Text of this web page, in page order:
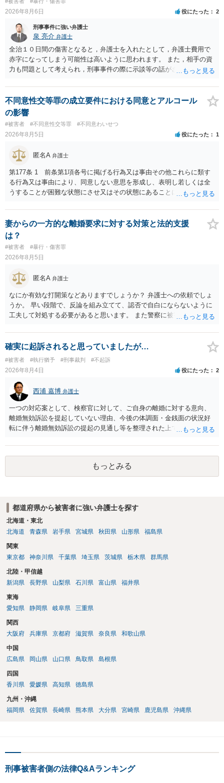
2026年8月6日 役にたった 2
刑事事件に強い弁護士
泉 亮介 弁護士
全治１０日間の傷害となると，弁護士を入れたとして，弁護士費用で
赤字になってしまう可能性は高いように思われます。 また，相手の資
力も問題として考えられ，刑事事件の際に示談等の話がされなかった
う。
不同意性交等罪の成立要件における同意とアルコール
の影響
#被害者 #不同意性交等罪 #不同意わいせつ
2026年8月5日 役にたった 1
匿名A 弁護士
第177条 1 前条第1項各号に掲げる行為又は事由その他これらに類す
る行為又は事由により、同意しない意思を形成し、表明し若しくは全
うすることが困難な状態にさせ又はその状態にあることに乗じて、性
く。）若しくは物を挿入する行為であってわいせつなもの（以下この
条及び第179条第2項において「性交等」という。）をした者は、婚姻
関係の有無にかかわらず、5年以上の有期拘禁刑に処する。 第176条 1
次に掲げる行為又は事由その他これらに類する行為又は事由により、
同意しない意思を形成し、表明し若しくは全うすることが困難な状態
にさせ又はその状態にあることに乗じて、わいせつな行為をした者
は、婚姻関係の有無にかかわらず、6月以上10年以下の拘禁刑に処す
る。 ③アルコール若しくは薬物を摂取させること又はそれらの影響が
あること。 以上の通りですから、アルコール摂取だけでなく、「同意
しない意思を形成し、表明し若しくは全うすることが困難な状態」で
あることが必要です。
妻からの一方的な離婚要求に対する対策と法的支援
は？
#被害者 #暴行・傷害罪
2026年8月5日
匿名A 弁護士
なにか有効な打開策などありますでしょうか？ 弁護士への依頼でしょ
うか。 早い段階で、反論を組み立てて、認否で自白にならないように
工夫して対処する必要があると思います。 また警察に被害届を出すと
告訴状を作って証拠をそろえて出すことでしょう。
確実に起訴されると思っていましたが…
#被害者 #執行猶予 #刑事裁判 #不起訴
2026年8月4日 役にたった 2
西浦 嘉博 弁護士
一つの対応案として、検察官に対して、ご自身の離婚に対する意向、
離婚無効訴訟を提起していない理由、今後の体調面・金銭面の状況好
転に伴う離婚無効訴訟の提起の見通し等を整理された上で、書面とし
検察官の処分判断の際、相談者さんの意向を示す証拠の一つとして位
置づけられる様に思われます。 より詳細についてお聞きになりたい場
合、最寄りの法律事務所での相談を検討ください
もっとみる
都道府県から被害者に強い弁護士を探す
北海道・東北
北海道
青森県 岩手県 宮城県 秋田県 山形県 福島県
関東
東京都
神奈川県 千葉県 埼玉県 茨城県 栃木県 群馬県
北陸・甲信越
新潟県
長野県 山梨県 石川県 富山県 福井県
東海
愛知県
静岡県 岐阜県 三重県
関西
大阪府
兵庫県 京都府 滋賀県 奈良県 和歌山県
中国
広島県
岡山県 山口県 鳥取県 島根県
四国
香川県
愛媛県 高知県 徳島県
九州・沖縄
福岡県
佐賀県 長崎県 熊本県 大分県 宮崎県 鹿児島県 沖縄県
刑事被害者側の法律Q&Aランキング